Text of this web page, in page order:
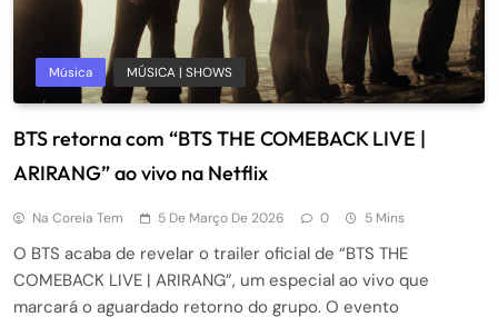
Música MÚSICA | SHOWS
BTS retorna com “BTS THE COMEBACK LIVE |
ARIRANG” ao vivo na Netflix
Na Coreia Tem 5 De Março De 2026 0 5 Mins
O BTS acaba de revelar o trailer oficial de “BTS THE
COMEBACK LIVE | ARIRANG”, um especial ao vivo que
marcará o aguardado retorno do grupo. O evento